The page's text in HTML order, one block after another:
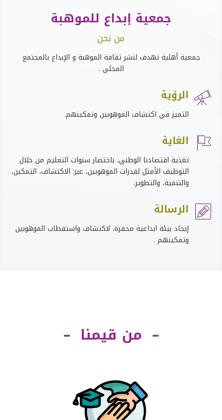
جمعية إبداع للموهبة
من نحن
جمعية أهلية تهدف لنشر ثقافة الموهبة و الإبداع بالمجتمع
المحلي .
 الرؤية
التميز في اكتشاف الموهوبين وتمكينهم.
 الغاية
تغذية اقتصادنا الوطني، باختصار سنوات التعليم من خلال
التوظيف الأمثل لقدرات الموهوبين، عبر: الاكتشاف، التمكين،
والتنمية، والتطوير.
 الرسالة
إيجاد بيئة ابداعية محفزة، لاكتشاف واستقطاب الموهوبين
وتمكينهم .
– من قيمنا –